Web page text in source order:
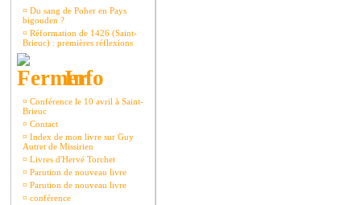
¤ Du sang de Poher en Pays
bigouden ?
¤ Réformation de 1426 (Saint-
Brieuc) : premières réflexions
Info
¤ Conférence le 10 avril à Saint-
Brieuc
¤ Contact
¤ Index de mon livre sur Guy
Autret de Missirien
¤ Livres d'Hervé Torchet
¤ Parution de nouveau livre
¤ Parution de nouveau livre
¤ conférence